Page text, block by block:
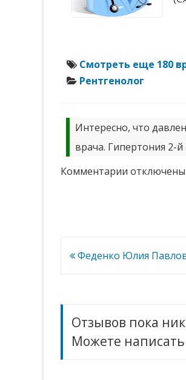
Смотреть еще 180
Рентгенолог
Интересно, что
врача. Гипертония 2-й
Комментарии котключены
Навигация
Феденко Юлия
Отзывов пока
Можете